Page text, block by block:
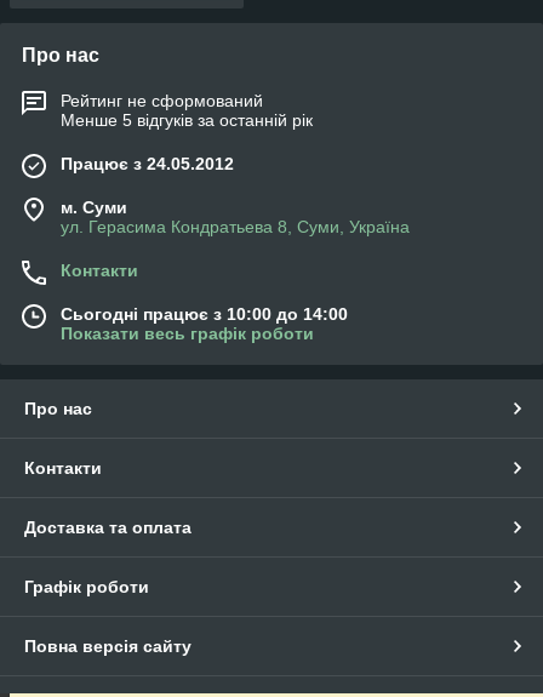
Про нас
Рейтинг не сформований
Менше 5 відгуків за останній рік
Працює з 24.05.2012
м. Суми
ул. Герасима Кондратьева 8, Суми, Україна
Контакти
Сьогодні працює з 10:00 до 14:00
Показати весь графік роботи
Про нас
Контакти
Доставка та оплата
Графік роботи
Повна версія сайту